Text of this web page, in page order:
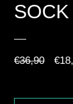
€36,90